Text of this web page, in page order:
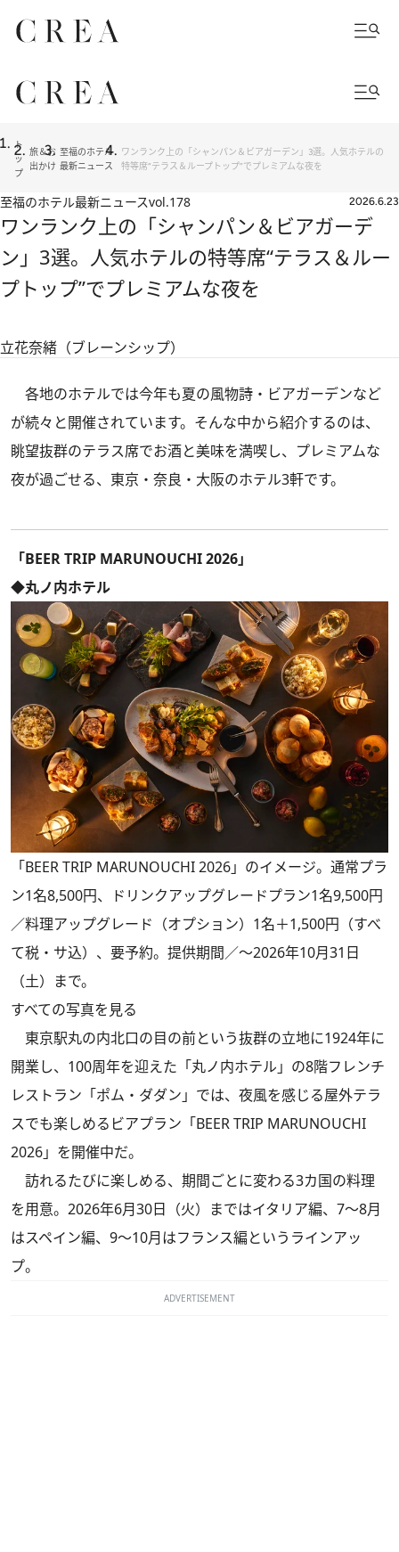
ト
ッ
プ
旅＆お
出かけ
至福のホテル
最新ニュース
ワンランク上の「シャンパン＆ビアガーデン」3選。人気ホテルの
特等席“テラス＆ループトップ”でプレミアムな夜を
至福のホテル最新ニュースvol.178 2026.6.23
ワンランク上の「シャンパン＆ビアガーデ
ン」3選。人気ホテルの特等席“テラス＆ルー
プトップ”でプレミアムな夜を
立花奈緒（ブレーンシップ）
各地のホテルでは今年も夏の風物詩・ビアガーデンなど
が続々と開催されています。そんな中から紹介するのは、
眺望抜群のテラス席でお酒と美味を満喫し、プレミアムな
夜が過ごせる、東京・奈良・大阪のホテル3軒です。
「BEER TRIP MARUNOUCHI 2026」
◆丸ノ内ホテル
「BEER TRIP MARUNOUCHI 2026」のイメージ。通常プラ
ン1名8,500円、ドリンクアップグレードプラン1名9,500円
／料理アップグレード（オプション）1名＋1,500円（すべ
て税・サ込）、要予約。提供期間／～2026年10月31日
（土）まで。
すべての写真を見る
東京駅丸の内北口の目の前という抜群の立地に1924年に
開業し、100周年を迎えた「丸ノ内ホテル」の8階フレンチ
レストラン「ポム・ダダン」では、夜風を感じる屋外テラ
スでも楽しめるビアプラン「BEER TRIP MARUNOUCHI
2026」を開催中だ。
訪れるたびに楽しめる、期間ごとに変わる3カ国の料理
を用意。2026年6月30日（火）まではイタリア編、7～8月
はスペイン編、9～10月はフランス編というラインアッ
プ。
ADVERTISEMENT